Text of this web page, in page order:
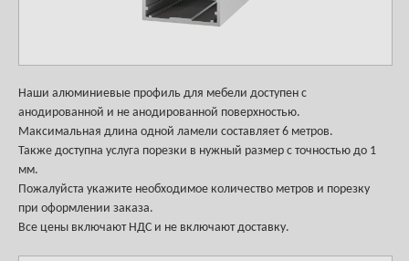
Наши алюминиевые профиль для мебели доступен с
анодированной и не анодированной поверхностью.
Максимальная длина одной ламели составляет 6 метров.
Также доступна услуга порезки в нужный размер с точностью до 1
мм.
Пожалуйста укажите необходимое количество метров и порезку
при оформлении заказа.
Все цены включают НДС и не включают доставку.